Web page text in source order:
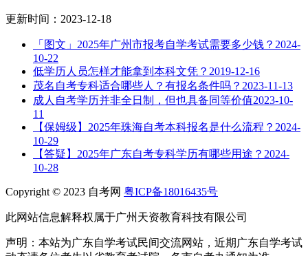
更新时间：2023-12-18
「图文」2025年广州市报考自学考试需要多少钱？ 2024-
10-22
低学历人员怎样才能拿到本科文凭？ 2019-12-16
茂名自考专科适合哪些人？有报名条件吗？ 2023-11-13
成人自考学历并非全日制，但也具备同等价值2023-10-
11
【保姆级】2025年珠海自考本科报名是什么流程？ 2024-
10-29
【答疑】2025年广东自考专科学历有哪些用途？ 2024-
10-28
Copyright © 2023 自考网 粤ICP备18016435号
此网站信息解释权属于广州天资教育科技有限公司
声明：本站为广东自学考试民间交流网站，近期广东自学考试